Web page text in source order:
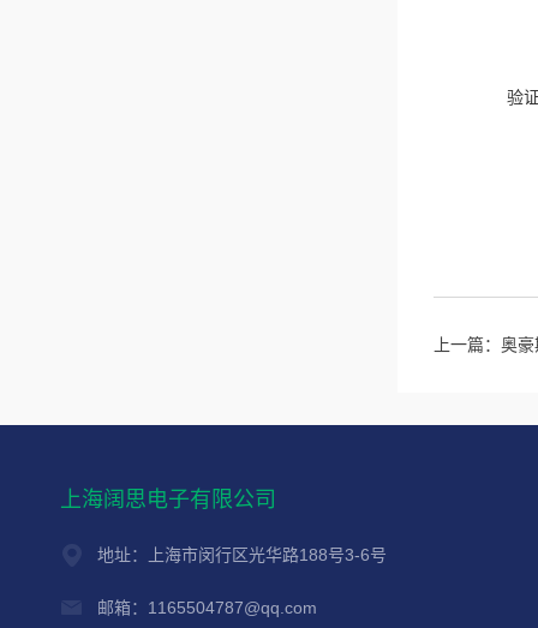
验
上一篇： 奥豪
上海阔思电子有限公司
地址：上海市闵行区光华路188号3-6号
邮箱：1165504787@qq.com